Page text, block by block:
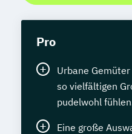
Pro
Urbane
so vielfältigen
pudelwohl
Eine große